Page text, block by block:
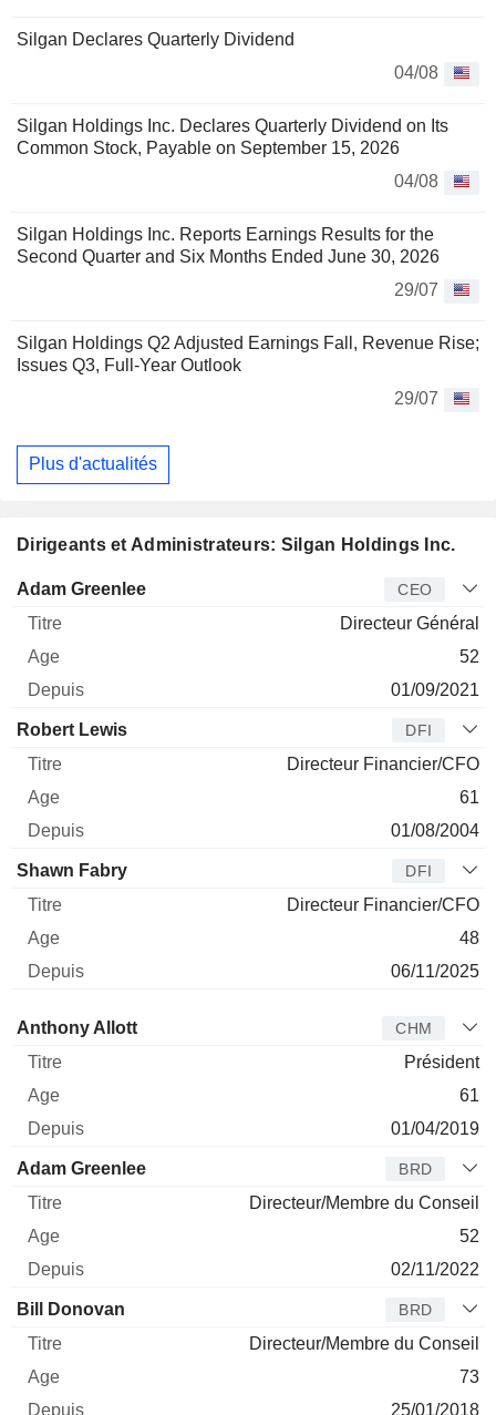
Silgan Declares Quarterly Dividend
04/08
Silgan Holdings Inc. Declares Quarterly Dividend on Its
Common Stock, Payable on September 15, 2026
04/08
Silgan Holdings Inc. Reports Earnings Results for the
Second Quarter and Six Months Ended June 30, 2026
29/07
Silgan Holdings Q2 Adjusted Earnings Fall, Revenue Rise;
Issues Q3, Full-Year Outlook
29/07
Plus d'actualités
Dirigeants et Administrateurs: Silgan Holdings Inc.
Dirigeant Titre Age
Adam Greenlee CEO
Directeur Général
52
01/09/2021
Robert Lewis DFI
Directeur Financier/CFO
61
01/08/2004
Shawn Fabry DFI
Directeur Financier/CFO
48
06/11/2025
Administrateur
Anthony Allott CHM
Président
61
01/04/2019
Adam Greenlee BRD
Directeur/Membre du Conseil
52
02/11/2022
Bill Donovan BRD
Directeur/Membre du Conseil
73
25/01/2018